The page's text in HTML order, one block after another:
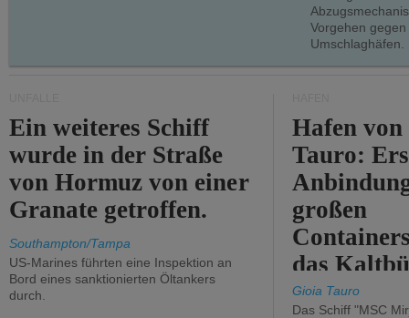
Vorgehen
Umschlaghäfen.
Ein weiteres Schiff
wurde in der Straße
von Hormuz von einer
Granate getroffen.
Southampton/Tampa
US-Marines führten eine Inspektion an
Bord eines sanktionierten Öltankers
durch.
Hafen
Tauro:
großen
das
Gioia Tauro
Das Schiff "MSC